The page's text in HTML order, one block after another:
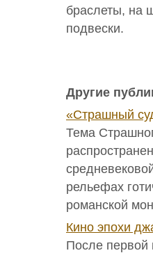
браслеты, на
подвески.
Другие
«Страшный
Тема
рельефах
романской
Кино эпохи
После первой